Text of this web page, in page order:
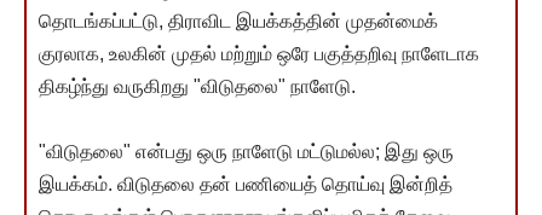
தொடங்கப்பட்டு, திராவிட இயக்கத்தின் முதன்மைக்
குரலாக, உலகின் முதல் மற்றும் ஒரே பகுத்தறிவு நாளேடாக
திகழ்ந்து வருகிறது "விடுதலை" நாளேடு.
"விடுதலை" என்பது ஒரு நாளேடு மட்டுமல்ல; இது ஒரு
இயக்கம். விடுதலை தன் பணியைத் தொய்வு இன்றித்